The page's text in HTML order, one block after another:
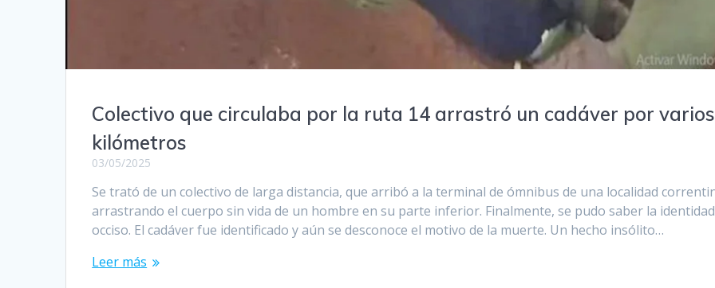
Colectivo que circulaba por la ruta 14 arrastró un cadáver por varios
kilómetros
03/05/2025
Se trató de un colectivo de larga distancia, que arribó a la terminal de ómnibus de una localidad
arrastrando el cuerpo sin vida de un hombre en su parte inferior. Finalmente, se pudo saber la
occiso. El cadáver fue identificado y aún se desconoce el motivo de la muerte. Un hecho insólito…
Leer más